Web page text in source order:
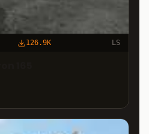
126.9K LS